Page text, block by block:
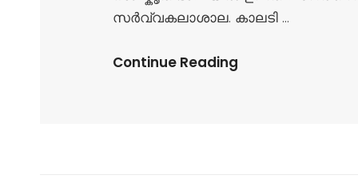
സർവ്വകലാശാല. കാലടി …
Continue Reading